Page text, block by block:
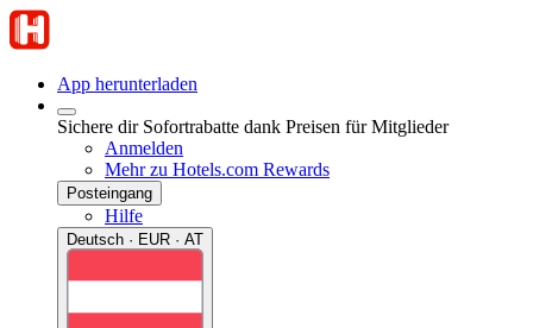
App herunterladen
Sichere dir Sofortrabatte dank Preisen für Mitglieder
Anmelden
Mehr zu Hotels.com Rewards
Posteingang
Hilfe
Deutsch · EUR · AT